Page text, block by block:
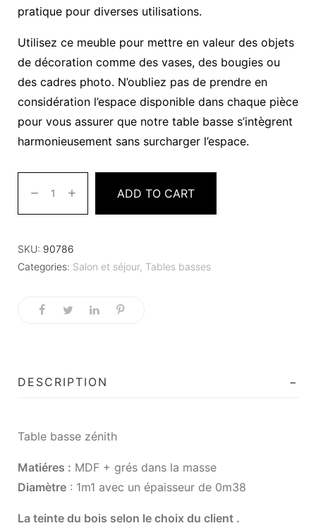
pratique pour diverses utilisations.
Utilisez ce meuble pour mettre en valeur des objets
de décoration comme des vases, des bougies ou
des cadres photo. N’oubliez pas de prendre en
considération l’espace disponible dans chaque pièce
pour vous assurer que notre table basse s’intègrent
harmonieusement sans surcharger l’espace.
ADD TO CART
SKU: 90786
Categories: Salon et séjour, Tables basses
DESCRIPTION
Table basse zénith
Matiéres : MDF + grés dans la masse
Diamètre : 1m1 avec un épaisseur de 0m38
La teinte du bois selon le choix du client .